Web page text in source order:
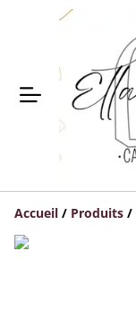
Accueil / Produits /